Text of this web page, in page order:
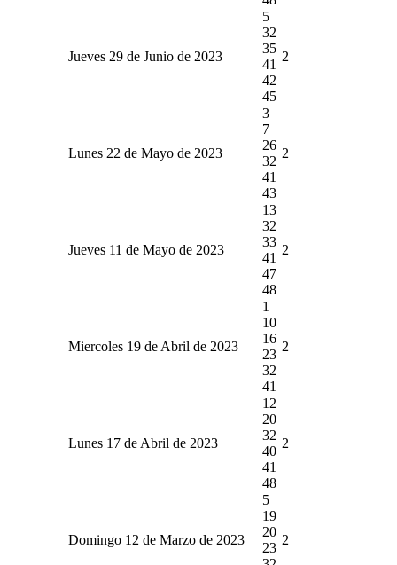
Jueves 29 de Junio de 2023
5
32
35
41
42
45
2
Lunes 22 de Mayo de 2023
3
7
26
32
41
43
2
Jueves 11 de Mayo de 2023
13
32
33
41
47
48
2
Miercoles 19 de Abril de 2023
1
10
16
23
32
41
2
Lunes 17 de Abril de 2023
12
20
32
40
41
48
2
Domingo 12 de Marzo de 2023
5
19
20
23
2